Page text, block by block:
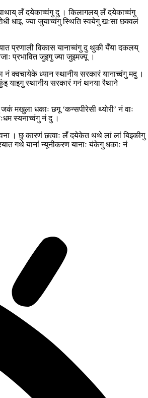
लँ दयेकाच्वंगु दु । किलागलय् लँ दयेकाच्वंगु
धाइ, ज्या जुयाच्वंगु स्थिति स्वयेगु खःसा छक्वलं
प्रणाली विकास यानाच्वंगु दु थुकी येँया दकलय्
प्रभावित जुइगु ज्या जुइमज्यू ।
क्वचायेके ध्यान स्थानीय सरकारं यानाच्वंगु मदु ।
याइगु स्थानीय सरकारं गनं थनया रैथाने
मखुला धकाः छगू ‘कन्सपीरेसी थ्योरी’ नं वाः
स्यनाच्वंगु नं दु ।
। छु कारणं छत्वाः लँ दयेकेत थथे लां लां बिइकीगु
गथे यानां न्यूनीकरण यानाः यंकेगु धकाः नं